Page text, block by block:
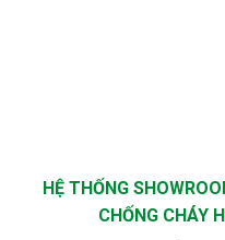
HỆ THỐNG
CHỐNG CHÁY